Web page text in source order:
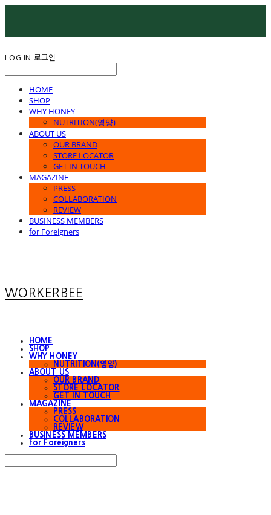
LOG IN 로그인
HOME
SHOP
WHY HONEY
NUTRITION(영양)
ABOUT US
OUR BRAND
STORE LOCATOR
GET IN TOUCH
MAGAZINE
PRESS
COLLABORATION
REVIEW
BUSINESS MEMBERS
for Foreigners
WORKERBEE
HOME
SHOP
WHY HONEY
NUTRITION(영양)
ABOUT US
OUR BRAND
STORE LOCATOR
GET IN TOUCH
MAGAZINE
PRESS
COLLABORATION
REVIEW
BUSINESS MEMBERS
for Foreigners